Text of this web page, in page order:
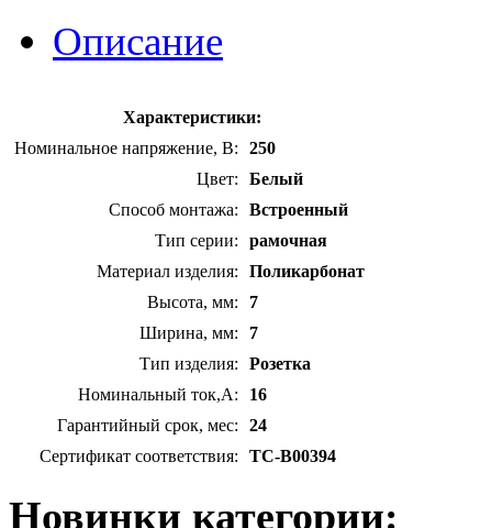
Описание
Характеристики:
Номинальное напряжение, В:
250
Цвет:
Белый
Способ монтажа:
Встроенный
Тип серии:
рамочная
Материал изделия:
Поликарбонат
Высота, мм:
7
Ширина, мм:
7
Тип изделия:
Розетка
Номинальный ток,А:
16
Гарантийный срок, мес:
24
Сертификат соответствия:
TC-B00394
Новинки категории: